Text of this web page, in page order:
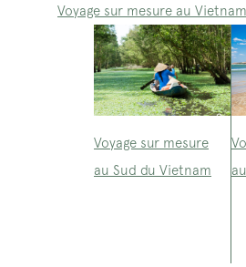
Voyage sur mesure au Vietnam
Voyage sur mesure
au Sud du Vietnam